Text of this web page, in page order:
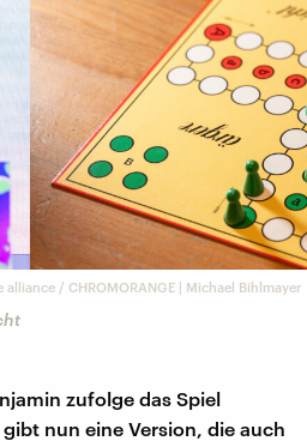
alliance / CHROMORANGE | Michael Bihlmayer
zufolge das Spiel
nun eine Version, die auch